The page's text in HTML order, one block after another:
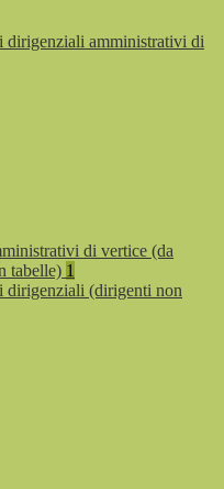
dirigenziali amministrativi di
di vertice (da
tabelle) 1
dirigenziali (dirigenti non